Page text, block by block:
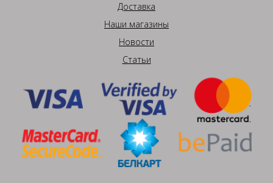
Доставка
Наши магазины
Новости
Статьи